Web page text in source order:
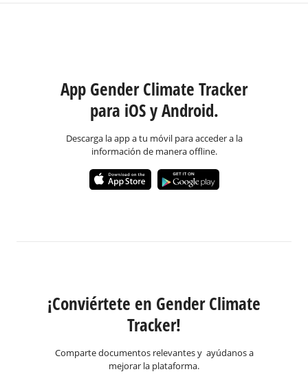
App Gender Climate Tracker
para iOS y Android.
Descarga la app a tu móvil para acceder a la
información de manera offline.
¡Conviértete en Gender Climate
Tracker!
Comparte documentos relevantes y ayúdanos a
mejorar la plataforma.